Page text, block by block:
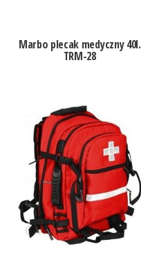
Marbo plecak medyczny 40l.
TRM-28